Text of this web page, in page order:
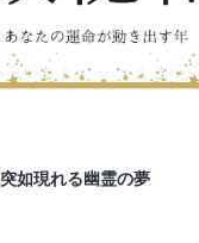
突如現れる幽霊の夢